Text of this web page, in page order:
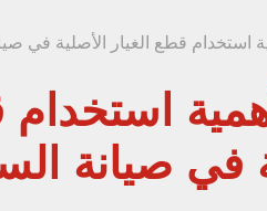
قطع الغيار الأصلية في
استخدام
في صيانة